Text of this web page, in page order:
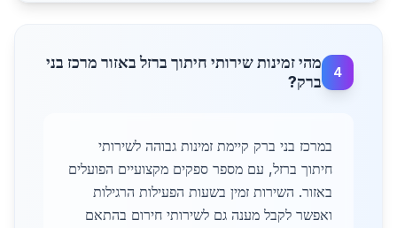
4
מהי זמינות שירותי חיתוך ברזל באזור מרכז בני
ברק?
במרכז בני ברק קיימת זמינות גבוהה לשירותי
חיתוך ברזל, עם מספר ספקים מקצועיים הפועלים
באזור. השירות זמין בשעות הפעילות הרגילות
ואפשר לקבל מענה גם לשירותי חירום בהתאם